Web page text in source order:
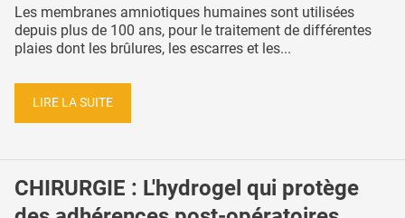
Les membranes amniotiques humaines sont utilisées
depuis plus de 100 ans, pour le traitement de différentes
plaies dont les brûlures, les escarres et les...
LIRE LA SUITE
CHIRURGIE : L'hydrogel qui protège